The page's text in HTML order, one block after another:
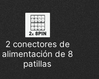
2 conectores de
alimentación de 8
patillas
Network Solution
Admite DDR5
M.2 Shield Frozr II